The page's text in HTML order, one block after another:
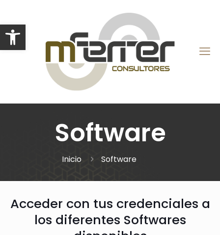
Abrir barra de herramientas
Software
Inicio Software
Acceder con tus credenciales a
los diferentes Softwares